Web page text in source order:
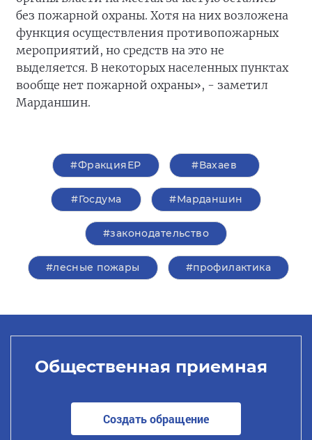
без пожарной охраны. Хотя на них возложена
функция осуществления противопожарных
мероприятий, но средств на это не
выделяется. В некоторых населенных пунктах
вообще нет пожарной охраны», - заметил
Марданшин.
#ФракцияЕР #Вахаев
#Госдума #Марданшин
#законодательство
#лесные пожары #профилактика
Общественная приемная
Создать обращение